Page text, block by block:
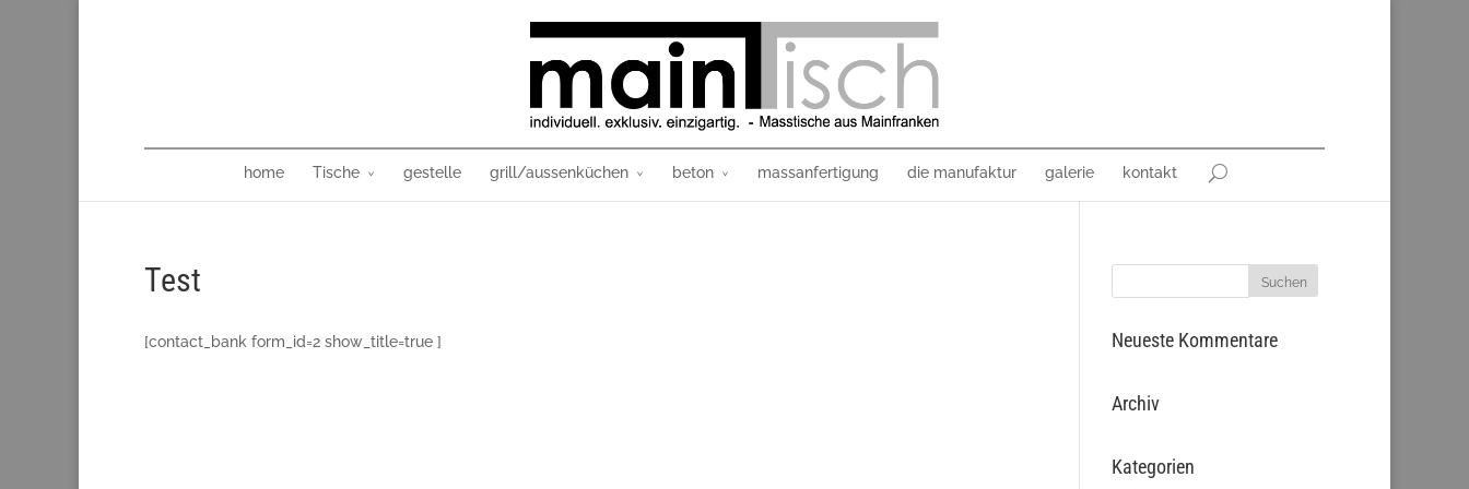
home Tische gestelle grill/aussenküchen beton massanfertigung die manufaktur galerie kontakt
Test
[contact_bank form_id=2 show_title=true ] Neueste Kommentare
Archiv
Kategorien